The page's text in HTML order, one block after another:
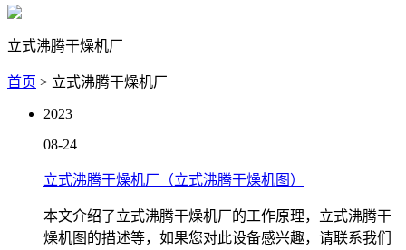
立式沸腾干燥机厂
首页 > 立式沸腾干燥机厂
2023
08-24
立式沸腾干燥机厂（立式沸腾干燥机图）
本文介绍了立式沸腾干燥机厂的工作原理，立式沸腾干
燥机图的描述等，如果您对此设备感兴趣，请联系我们